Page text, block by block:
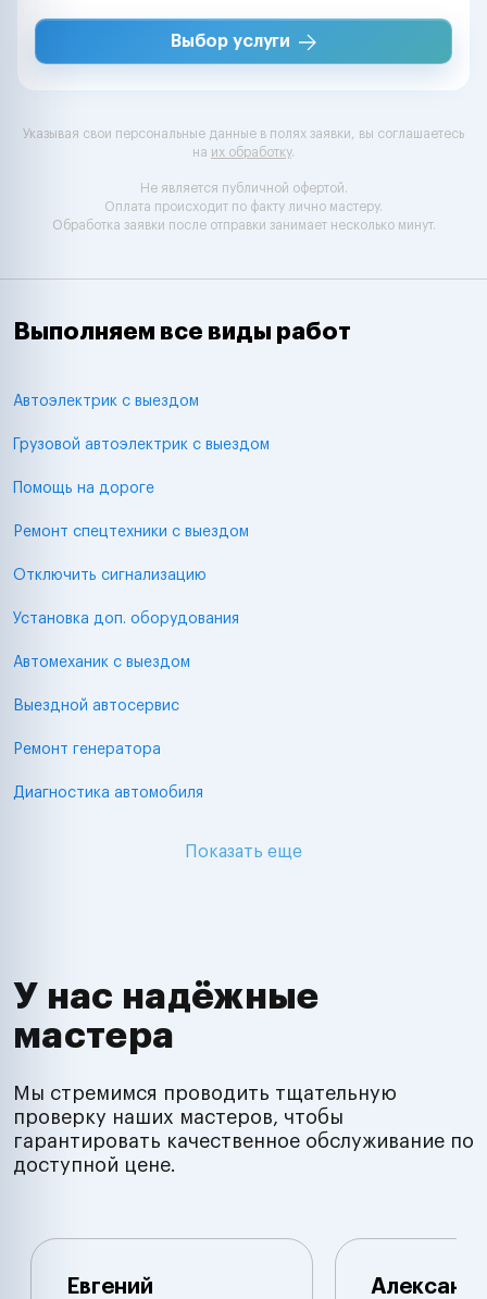
Выбор услуги
Указывая свои персональные данные в полях заявки, вы соглашаетесь
на их обработку.
Не является публичной офертой.
Оплата происходит по факту лично мастеру.
Обработка заявки после отправки занимает несколько минут.
Выполняем все виды работ
Автоэлектрик с выездом
Грузовой автоэлектрик с выездом
Помощь на дороге
Ремонт спецтехники с выездом
Отключить сигнализацию
Установка доп. оборудования
Автомеханик с выездом
Выездной автосервис
Ремонт генератора
Диагностика автомобиля
Показать еще
У нас надёжные
мастера
Мы стремимся проводить тщательную
проверку наших мастеров, чтобы
гарантировать качественное обслуживание по
доступной цене.
Евгений